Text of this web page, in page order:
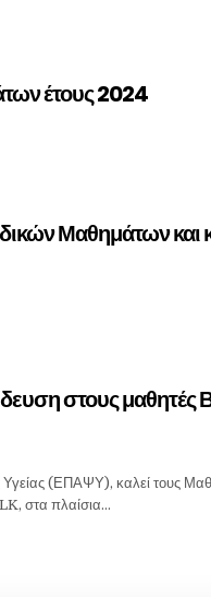
έτους 2024
Μαθημάτων και
στους μαθητές
Υγείας (ΕΠΑΨΥ), καλεί τους
στα πλαίσια…